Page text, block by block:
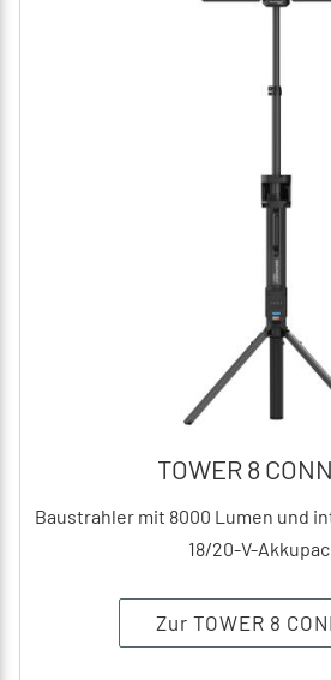
TOWER 8
Baustrahler mit 8000 Lumen und
18/20-V-
Zur TOWER 8